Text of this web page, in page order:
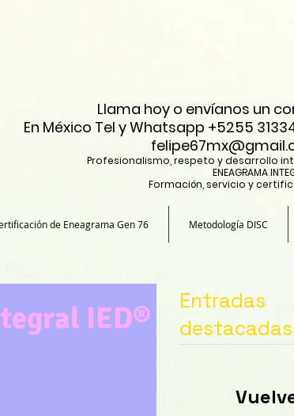
​Llama hoy o envíanos un
En México Tel y Whatsapp +5255
Profesionalismo, respeto y desarrollo
ENEAGRAMA
Formación, servicio y
de Eneagrama Gen 76 Metodología DISC
IED®
Entradas
destacadas